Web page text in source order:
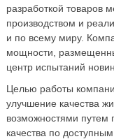
разработкой товаров
производством и
и по всему миру.
мощности,
центр испытаний
Целью работы
улучшение качества
возможностями путем
качества по